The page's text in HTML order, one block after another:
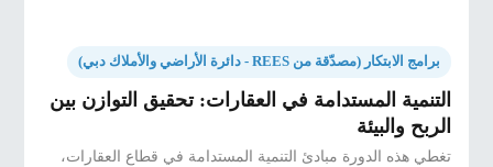
برامج الابتكار (مصدّقة من REES - دائرة الأراضي والأملاك دبي)
التنمية المستدامة في العقارات: تحقيق التوازن بين
الربح والبيئة
تغطي هذه الدورة مبادئ التنمية المستدامة في قطاع العقارات،